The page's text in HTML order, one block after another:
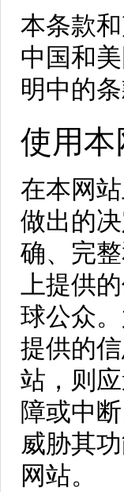
本条款
中国和
明中的条
使用本
在本网
做出的
确、完
上提供
球公众
提供的
站，则
障或中
威胁其
网站。